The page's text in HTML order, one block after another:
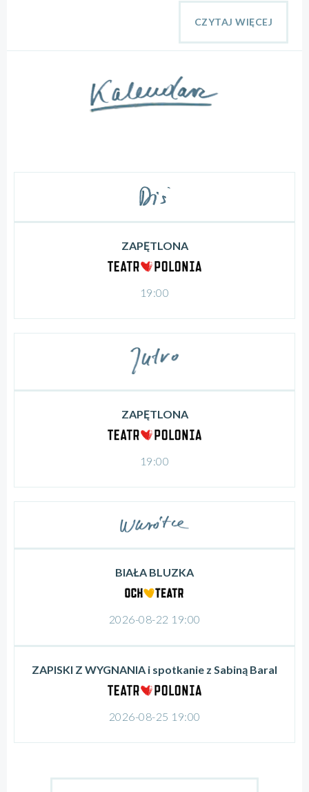
CZYTAJ WIĘCEJ
ZAPĘTLONA
19:00
ZAPĘTLONA
19:00
BIAŁA BLUZKA
2026-08-22 19:00
ZAPISKI Z WYGNANIA i spotkanie z Sabiną Baral
2026-08-25 19:00